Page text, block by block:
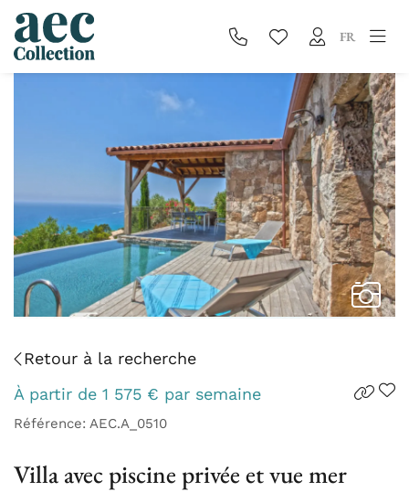
FR
Retour à la recherche
À partir de 1 575 € par semaine
Référence: AEC.A_0510
Villa avec piscine privée et vue mer